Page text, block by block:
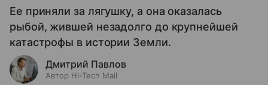
Ее приняли за лягушку, а она оказалась
рыбой, жившей незадолго до крупнейшей
катастрофы в истории Земли.
Дмитрий Павлов
Автор Hi-Tech Mail